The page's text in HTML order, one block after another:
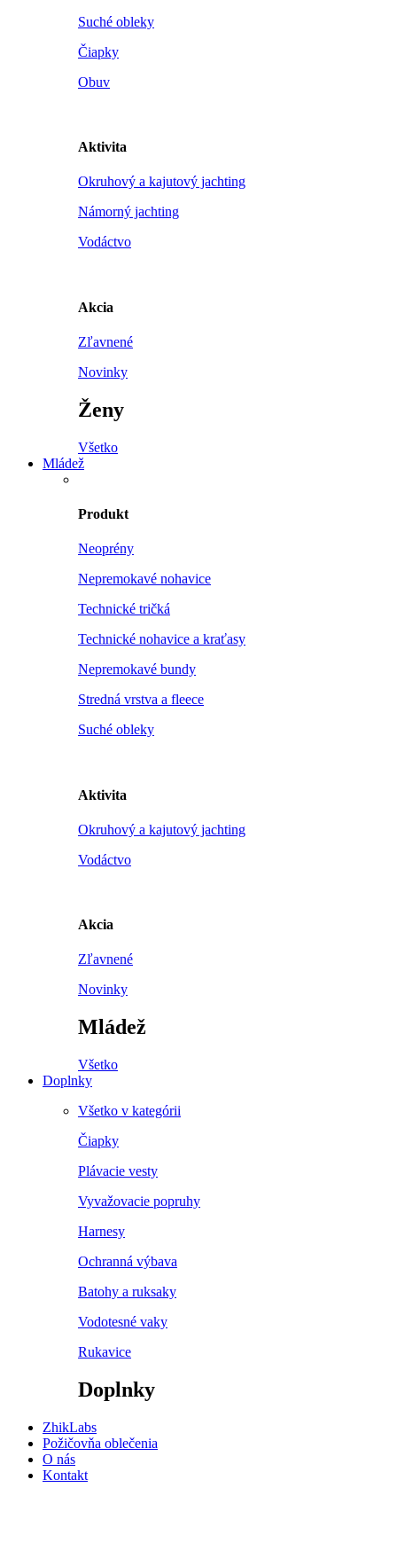
Suché obleky
Čiapky
Obuv
Aktivita
Okruhový a kajutový jachting
Námorný jachting
Vodáctvo
Akcia
Zľavnené
Novinky
Ženy
Všetko
Mládež
Produkt
Neoprény
Nepremokavé nohavice
Technické tričká
Technické nohavice a kraťasy
Nepremokavé bundy
Stredná vrstva a fleece
Suché obleky
Aktivita
Okruhový a kajutový jachting
Vodáctvo
Akcia
Zľavnené
Novinky
Mládež
Všetko
Doplnky
Všetko v kategórii
Čiapky
Plávacie vesty
Vyvažovacie popruhy
Harnesy
Ochranná výbava
Batohy a ruksaky
Vodotesné vaky
Rukavice
Doplnky
ZhikLabs
Požičovňa oblečenia
O nás
Kontakt